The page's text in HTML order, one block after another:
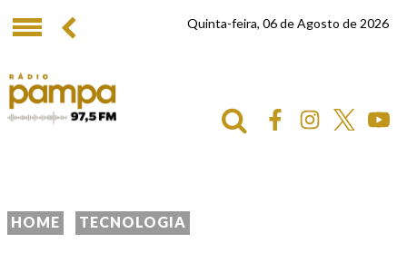
Quinta-feira, 06 de Agosto de 2026
HOME TECNOLOGIA